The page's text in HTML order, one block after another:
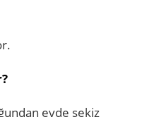
evde sekiz